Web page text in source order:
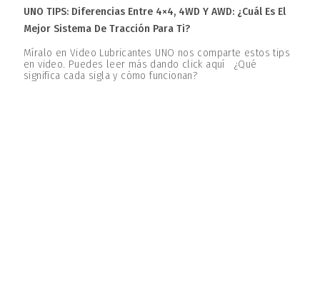
UNO TIPS: Diferencias Entre 4×4, 4WD Y AWD: ¿Cuál Es El
Mejor Sistema De Tracción Para Ti?
Míralo en Video Lubricantes UNO nos comparte estos tips
en video. Puedes leer más dando click aquí ¿Qué
significa cada sigla y cómo funcionan?